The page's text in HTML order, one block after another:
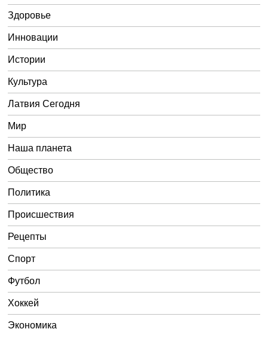
Здоровье
Инновации
Истории
Культура
Латвия Сегодня
Мир
Наша планета
Общество
Политика
Происшествия
Рецепты
Спорт
Футбол
Хоккей
Экономика